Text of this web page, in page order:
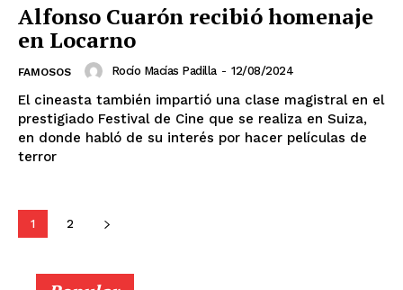
Guanajuato
Guerrero Hidalgo
Jalisco
Michoacán
Zacatecas
Tamaulipas Tabasco
Sonora
Querétaro Puebla Oaxaca
Nuevo León
Nayarit
Morelos
Alfonso Cuarón recibió homenaje
en Locarno
FAMOSOS Rocío Macías Padilla - 12/08/2024
El cineasta también impartió una clase magistral en el
prestigiado Festival de Cine que se realiza en Suiza,
en donde habló de su interés por hacer películas de
terror
1 2